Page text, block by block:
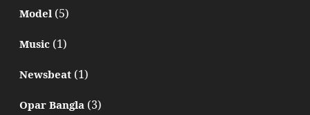
Model(5)
Music(1)
Newsbeat(1)
Opar Bangla(3)